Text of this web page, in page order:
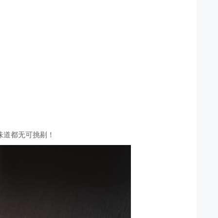
道都无可挑剔！